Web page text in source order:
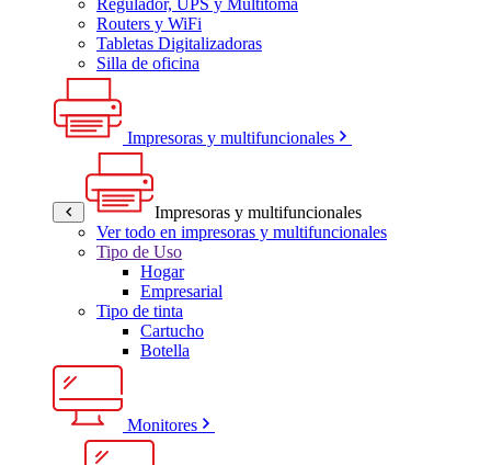
Routers y WiFi
Tabletas Digitalizadoras
Silla de oficina
Impresoras y multifuncionales
Impresoras y multifuncionales
Ver todo en impresoras y multifuncionales
Tipo de Uso
Hogar
Empresarial
Tipo de tinta
Cartucho
Botella
Monitores